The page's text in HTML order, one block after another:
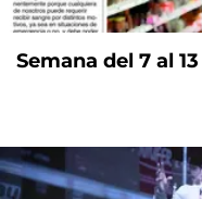
Semana del 7 al